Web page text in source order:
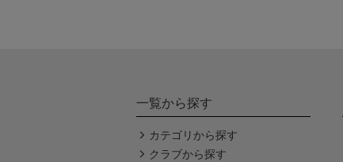
一覧から探す
カテゴリから探す
クラブから探す